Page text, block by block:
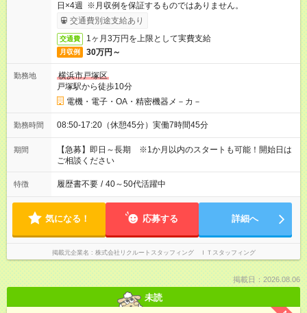
日×4週 ※月収例を保証するものではありません。
交通費別途支給あり
交通費 1ヶ月3万円を上限として実費支給
月収例 30万円～
勤務地
横浜市戸塚区
戸塚駅から徒歩10分
電機・電子・OA・精密機器メ－カ－
勤務時間 08:50-17:20（休憩45分）実働7時間45分
期間
【急募】即日～長期 ※1か月以内のスタートも可能！開始日は
ご相談ください
特徴 履歴書不要 / 40～50代活躍中
気になる！ 応募する 詳細へ
掲載元企業名 株式会社リクルートスタッフィング ＩＴスタッフィング
掲載日：2026.08.06
未読